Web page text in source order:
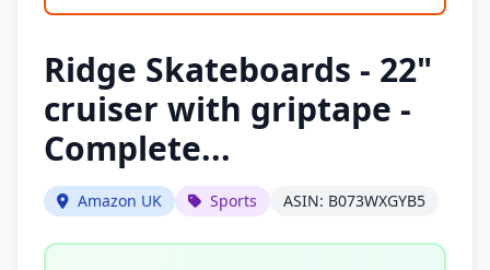
Ridge Skateboards - 22"
cruiser with griptape -
Complete...
Amazon UK Sports ASIN: B073WXGYB5